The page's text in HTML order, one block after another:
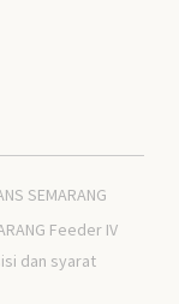
SEMARANG
Feeder IV
dan syarat